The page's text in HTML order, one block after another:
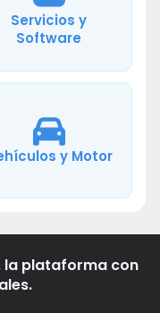
Servicios y
Software
y Motor
la plataforma con